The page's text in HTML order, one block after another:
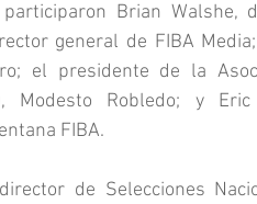
Brian Walshe,
general de FIBA
el presidente de la
Modesto Robledo; y
FIBA.
de Selecciones